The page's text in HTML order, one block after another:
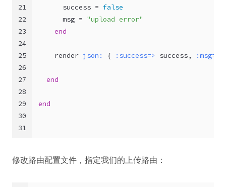
21
22
23
24
25
26
27
28
29
30
31
      success =
false
      msg =
"upload error"
end
    render
json: { :success=> success,
end
end
修改路由配置文件，指定我们的上传路由：